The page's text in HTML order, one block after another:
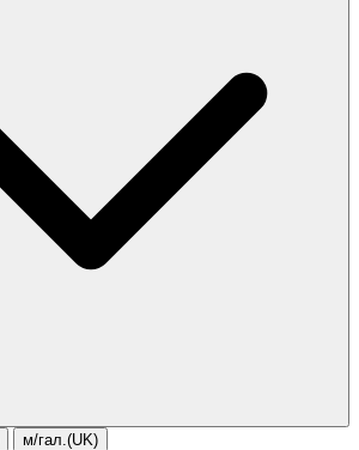
м/гал.(UK)